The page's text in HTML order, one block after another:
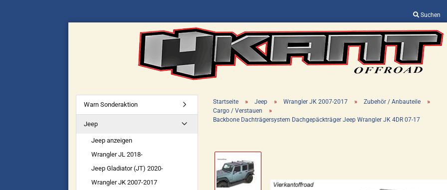
Suchen
Sprache auswählen
Lieferland
Startseite » Jeep » Wrangler JK 2007-2017 » Zubehör / Anbauteile »
Cargo / Verstauen »
Backbone Dachträgersystem Dachgepäckträger Jeep Wrangler JK 4DR 07-17
Warn Sonderaktion
Jeep
Jeep anzeigen
Wrangler JL 2018-
Jeep Gladiator (JT) 2020-
Wrangler JK 2007-2017